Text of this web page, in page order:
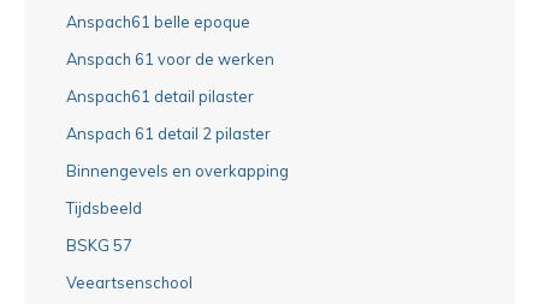
Anspach61 belle epoque
Anspach 61 voor de werken
Anspach61 detail pilaster
Anspach 61 detail 2 pilaster
Binnengevels en overkapping
Tijdsbeeld
BSKG 57
Veeartsenschool